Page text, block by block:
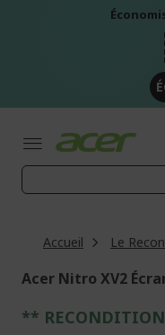
Accueil Le
Acer Nitro XV2
**